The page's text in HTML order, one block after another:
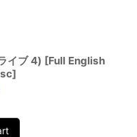
イブ 4) [Full English